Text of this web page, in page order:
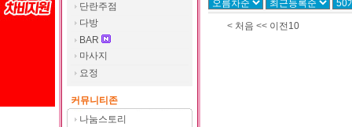
단란주점
다방
BAR
마사지
요정
커뮤니티존
나눔스토리
< 처음 << 이전10